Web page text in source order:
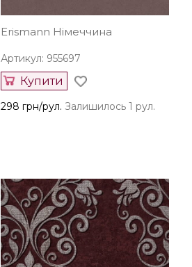
Erismann Німеччина
Артикул: 955697
Купити
298 грн/рул. Залишилось 1 рул.